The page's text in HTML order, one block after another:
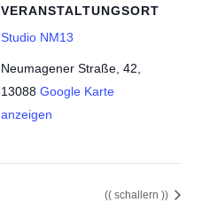
VERANSTALTUNGSORT
Studio NM13
Neumagener Straße, 42,
13088 Google Karte
anzeigen
(( schallern ))